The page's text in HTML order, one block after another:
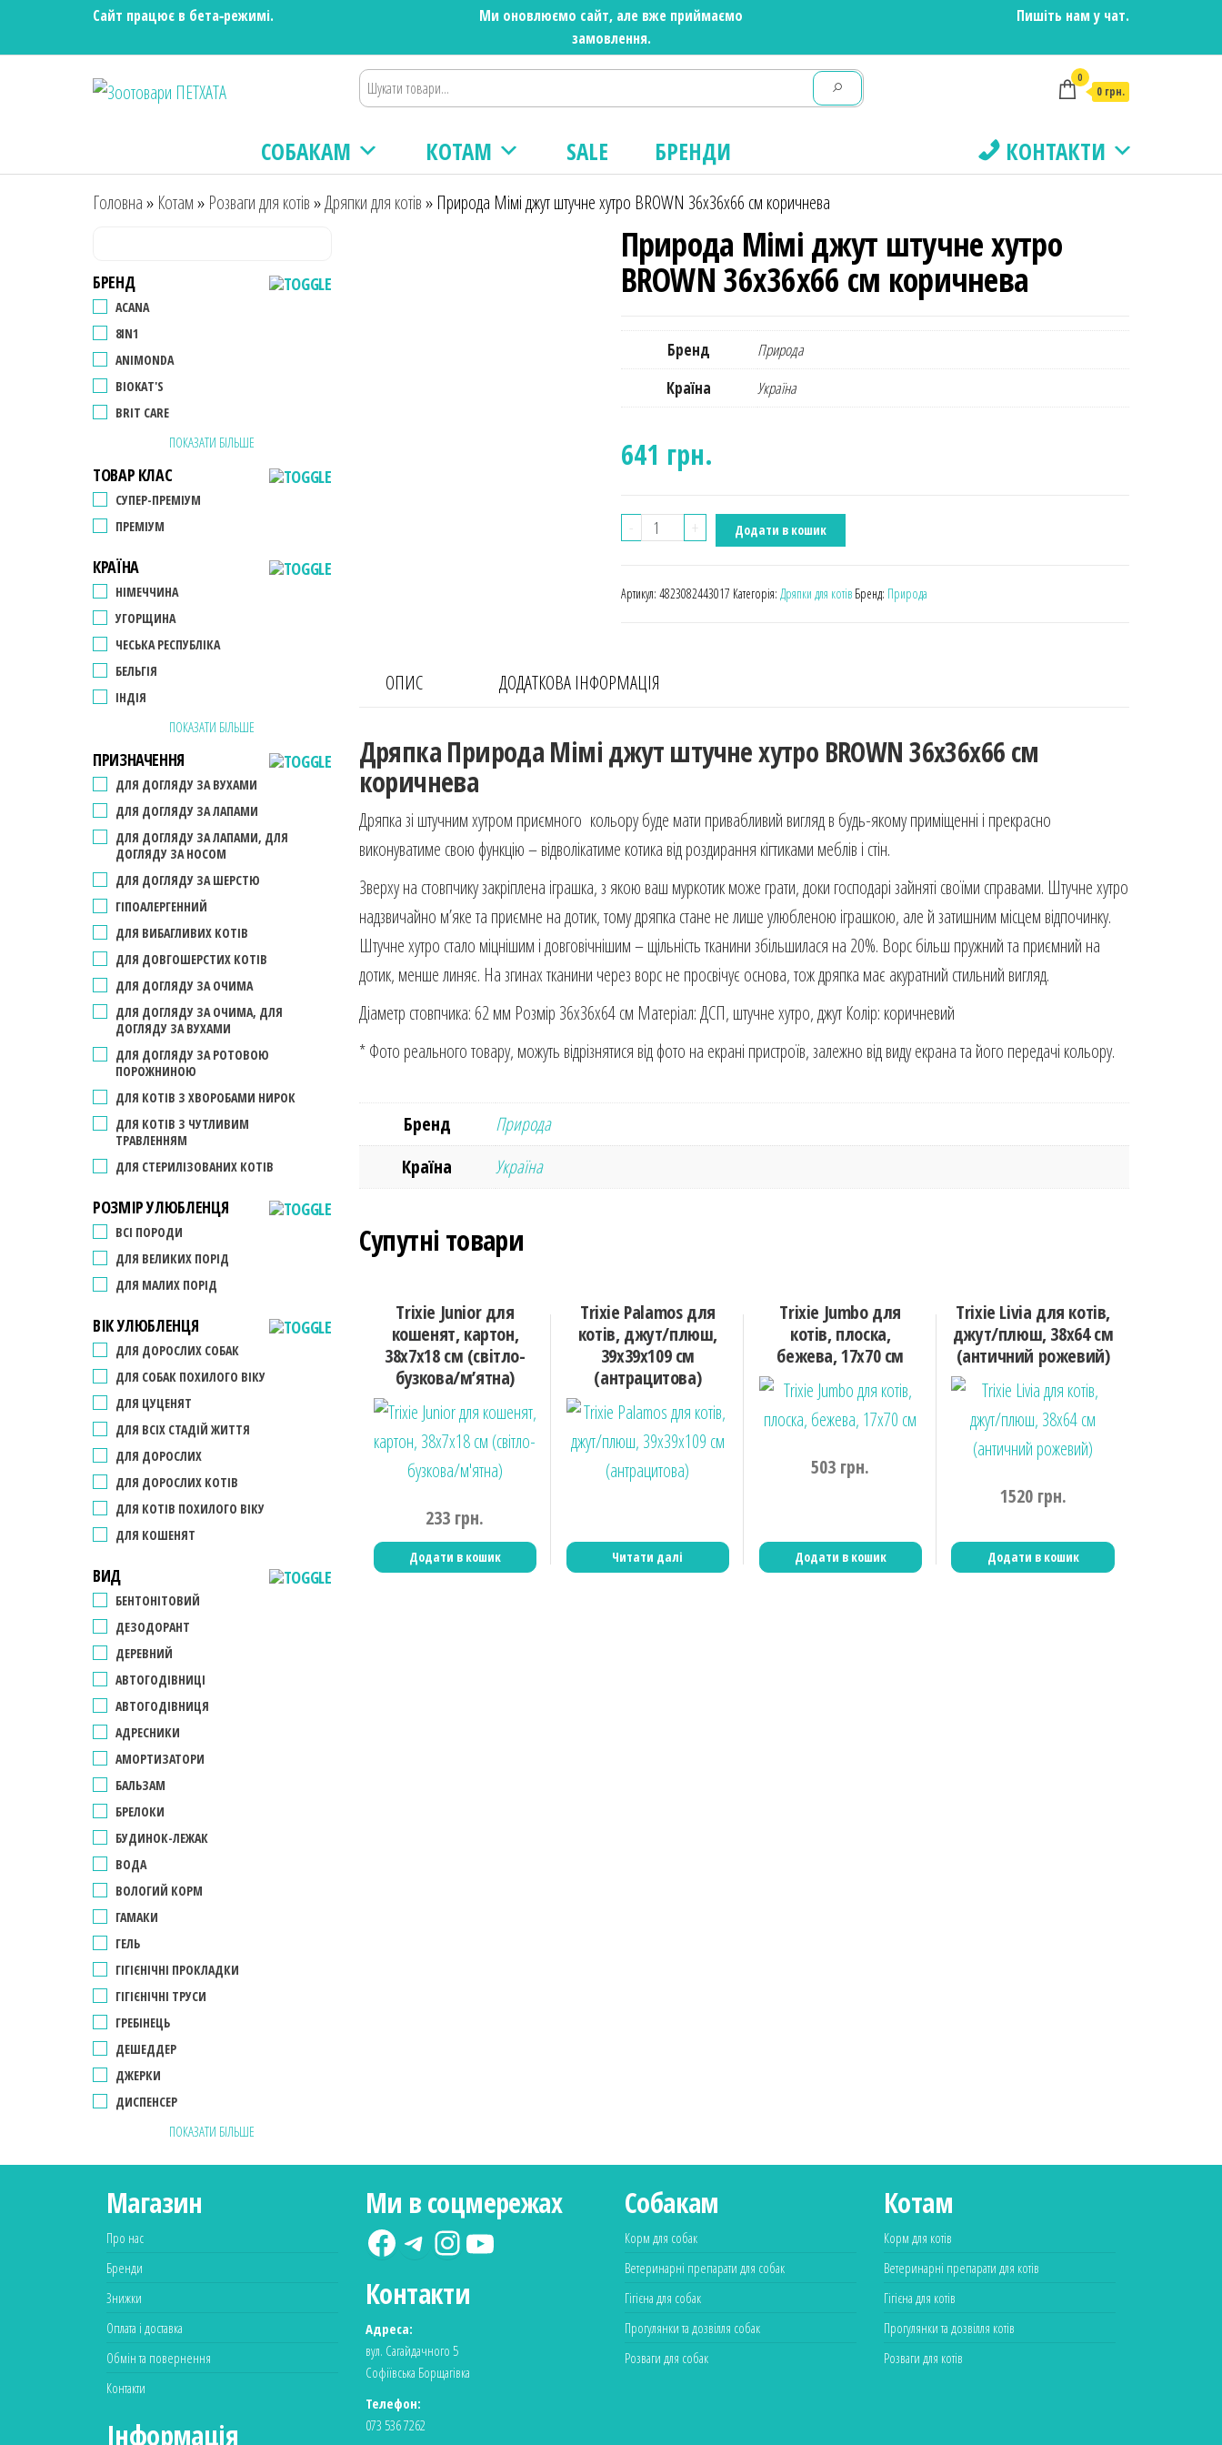
Сайт працює в бета‑режимі.
Ми оновлюємо сайт, але вже приймаємо
замовлення.
Пишіть нам у чат.
Корм,
та догляд за
0
0 грн.
СОБАКАМ КОТАМ SALE БРЕНДИ КОНТАКТИ
Головна» Котам» Розваги для котів»Дряпки для котів» Природа Мімі джут штучне хутро BROWN 36x36x66 см коричнева
Природа Мімі джут штучне хутро
BROWN 36x36x66 см коричнева
Бренд
Природа
Країна
Україна
641 грн.
- + Додати в кошик
Артикул: 4823082443017 Категорія: Дряпки для котів Бренд: Природа
ОПИС ДОДАТКОВА ІНФОРМАЦІЯ
Дряпка Природа Мімі джут штучне хутро BROWN 36x36x66 см
коричнева
Дряпка зі штучним хутром приємного кольору буде мати привабливий вигляд в будь-якому приміщенні і прекрасно
виконуватиме свою функцію – відволікатиме котика від роздирання кігтиками меблів і стін.
Зверху на стовпчику закріплена іграшка, з якою ваш муркотик може грати, доки господарі зайняті своїми справами. Штучне хутро
надзвичайно м’яке та приємне на дотик, тому дряпка стане не лише улюбленою іграшкою, але й затишним місцем відпочинку.
Штучне хутро стало міцнішим і довговічнішим – щільність тканини збільшилася на 20%. Ворс більш пружний та приємний на
дотик, менше линяє. На згинах тканини через ворс не просвічує основа, тож дряпка має акуратний стильний вигляд.
Діаметр стовпчика: 62 мм Розмір 36x36x64 см Матеріал: ДСП, штучне хутро, джут Колір: коричневий
* Фото реального товару, можуть відрізнятися від фото на екрані пристроїв, залежно від виду екрана та його передачі кольору.
Бренд
Природа
Країна
Україна
Супутні товари
Trixie Junior для
кошенят, картон,
38х7х18 cм (світло-
бузкова/м’ятна)
233 грн.
Додати в кошик
Trixie Palamos для
котів, джут/плюш,
39х39х109 см
(антрацитова)
Читати далі
Trixie Jumbo для
котів, плоска,
бежева, 17х70 см
503 грн.
Додати в кошик
Trixie Livia для котів,
джут/плюш, 38х64 см
(античний рожевий)
1520 грн.
Додати в кошик
БРЕНД
ACANA
8IN1
ANIMONDA
BIOKAT'S
BRIT CARE
ПОКАЗАТИ БІЛЬШЕ
ТОВАР КЛАС
СУПЕР-ПРЕМІУМ
ПРЕМІУМ
КРАЇНА
НІМЕЧЧИНА
УГОРЩИНА
ЧЕСЬКА РЕСПУБЛІКА
БЕЛЬГІЯ
ІНДІЯ
ПОКАЗАТИ БІЛЬШЕ
ПРИЗНАЧЕННЯ
ДЛЯ ДОГЛЯДУ ЗА ВУХАМИ
ДЛЯ ДОГЛЯДУ ЗА ЛАПАМИ
ДЛЯ ДОГЛЯДУ ЗА ЛАПАМИ, ДЛЯ
ДОГЛЯДУ ЗА НОСОМ
ДЛЯ ДОГЛЯДУ ЗА ШЕРСТЮ
ГІПОАЛЕРГЕННИЙ
ДЛЯ ВИБАГЛИВИХ КОТІВ
ДЛЯ ДОВГОШЕРСТИХ КОТІВ
ДЛЯ ДОГЛЯДУ ЗА ОЧИМА
ДЛЯ ДОГЛЯДУ ЗА ОЧИМА, ДЛЯ
ДОГЛЯДУ ЗА ВУХАМИ
ДЛЯ ДОГЛЯДУ ЗА РОТОВОЮ
ПОРОЖНИНОЮ
ДЛЯ КОТІВ З ХВОРОБАМИ НИРОК
ДЛЯ КОТІВ З ЧУТЛИВИМ
ТРАВЛЕННЯМ
ДЛЯ СТЕРИЛІЗОВАНИХ КОТІВ
РОЗМІР УЛЮБЛЕНЦЯ
ВСІ ПОРОДИ
ДЛЯ ВЕЛИКИХ ПОРІД
ДЛЯ МАЛИХ ПОРІД
ВІК УЛЮБЛЕНЦЯ
ДЛЯ ДОРОСЛИХ СОБАК
ДЛЯ СОБАК ПОХИЛОГО ВІКУ
ДЛЯ ЦУЦЕНЯТ
ДЛЯ ВСІХ СТАДІЙ ЖИТТЯ
ДЛЯ ДОРОСЛИХ
ДЛЯ ДОРОСЛИХ КОТІВ
ДЛЯ КОТІВ ПОХИЛОГО ВІКУ
ДЛЯ КОШЕНЯТ
ВИД
БЕНТОНІТОВИЙ
ДЕЗОДОРАНТ
ДЕРЕВНИЙ
АВТОГОДІВНИЦІ
АВТОГОДІВНИЦЯ
АДРЕСНИКИ
АМОРТИЗАТОРИ
БАЛЬЗАМ
БРЕЛОКИ
БУДИНОК-ЛЕЖАК
ВОДА
ВОЛОГИЙ КОРМ
ГАМАКИ
ГЕЛЬ
ГІГІЄНІЧНІ ПРОКЛАДКИ
ГІГІЄНІЧНІ ТРУСИ
ГРЕБІНЕЦЬ
ДЕШЕДДЕР
ДЖЕРКИ
ДИСПЕНСЕР
ПОКАЗАТИ БІЛЬШЕ
Магазин
Про нас
Бренди
Знижки
Оплата і доставка
Обмін та повернення
Контакти
Інформація
Ми в соцмережах
Контакти
Адреса:
вул. Сагайдачного 5
Софіївська Борщагівка
Телефон:
073 536 7262
Собакам
Корм для собак
Ветеринарні препарати для собак
Гігієна для собак
Прогулянки та дозвілля собак
Розваги для собак
Котам
Корм для котів
Ветеринарні препарати для котів
Гігієна для котів
Прогулянки та дозвілля котів
Розваги для котів